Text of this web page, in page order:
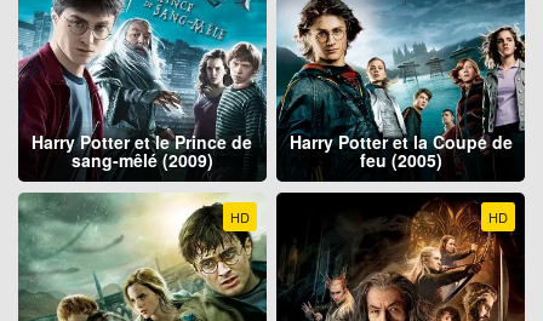
Harry Potter et le Prince de
sang-mêlé (2009)
Harry Potter et la Coupe de
feu (2005)
HD HD